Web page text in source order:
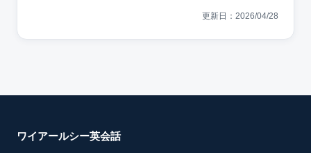
更新日：2026/04/28
ワイアールシー英会話